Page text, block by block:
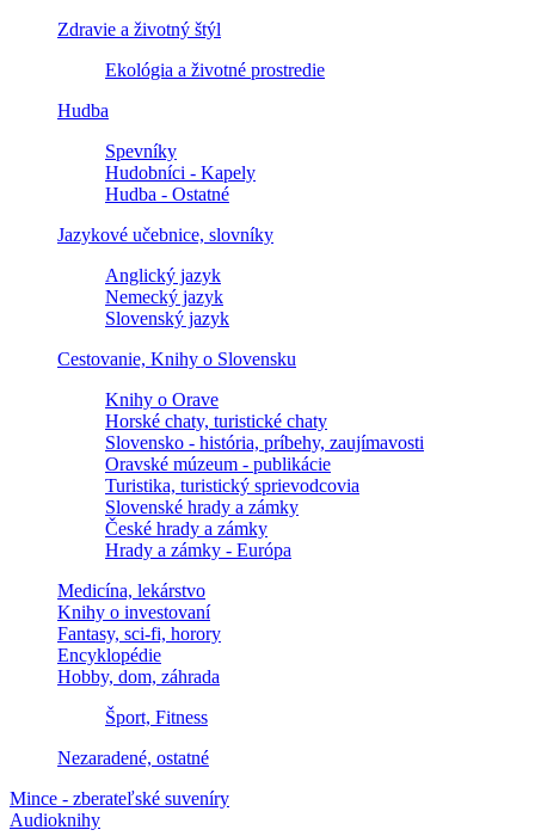
Zdravie a životný štýl
Ekológia a životné prostredie
Hudba
Spevníky
Hudobníci - Kapely
Hudba - Ostatné
Jazykové učebnice, slovníky
Anglický jazyk
Nemecký jazyk
Slovenský jazyk
Cestovanie, Knihy o Slovensku
Knihy o Orave
Horské chaty, turistické chaty
Slovensko - história, príbehy, zaujímavosti
Oravské múzeum - publikácie
Turistika, turistický sprievodcovia
Slovenské hrady a zámky
České hrady a zámky
Hrady a zámky - Európa
Medicína, lekárstvo
Knihy o investovaní
Fantasy, sci-fi, horory
Encyklopédie
Hobby, dom, záhrada
Šport, Fitness
Nezaradené, ostatné
Mince - zberateľské suveníry
Audioknihy